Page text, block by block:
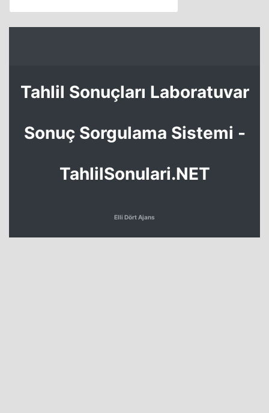
Tahlil Sonuçları Laboratuvar
Sonuç Sorgulama Sistemi -
TahlilSonulari.NET
Elli Dört Ajans